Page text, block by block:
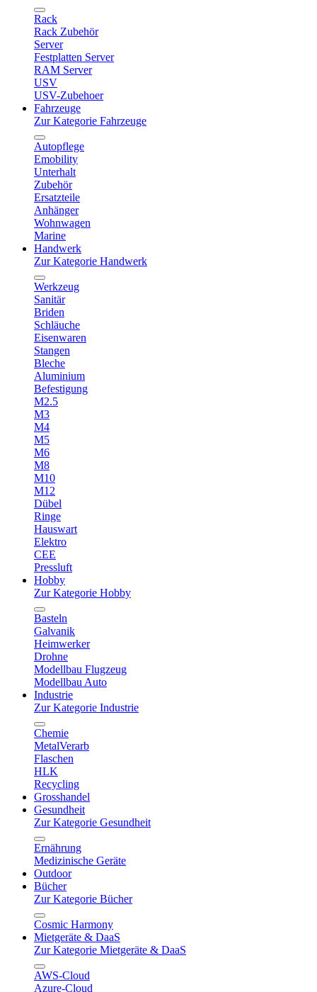
Rack
Rack Zubehör
Server
Festplatten Server
RAM Server
USV
USV-Zubehoer
Fahrzeuge
Zur Kategorie Fahrzeuge
Autopflege
Emobility
Unterhalt
Zubehör
Ersatzteile
Anhänger
Wohnwagen
Marine
Handwerk
Zur Kategorie Handwerk
Werkzeug
Sanitär
Briden
Schläuche
Eisenwaren
Stangen
Bleche
Aluminium
Befestigung
M2.5
M3
M4
M5
M6
M8
M10
M12
Dübel
Ringe
Hauswart
Elektro
CEE
Pressluft
Hobby
Zur Kategorie Hobby
Basteln
Galvanik
Heimwerker
Drohne
Modellbau Flugzeug
Modellbau Auto
Industrie
Zur Kategorie Industrie
Chemie
MetalVerarb
Flaschen
HLK
Recycling
Grosshandel
Gesundheit
Zur Kategorie Gesundheit
Ernährung
Medizinische Geräte
Outdoor
Bücher
Zur Kategorie Bücher
Cosmic Harmony
Mietgeräte & DaaS
Zur Kategorie Mietgeräte & DaaS
AWS-Cloud
Azure-Cloud